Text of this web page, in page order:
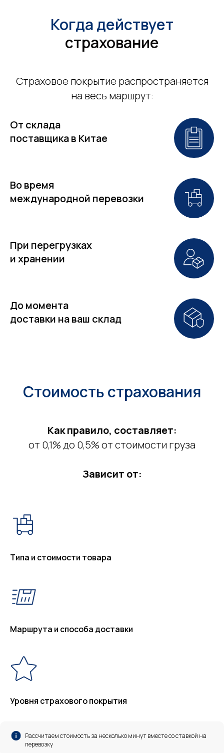
Когда действует
страхование
Страховое покрытие распространяется
на весь маршрут:
От склада
поставщика в Китае
Во время
международной перевозки
При перегрузках
и хранении
До момента
доставки на ваш склад
Стоимость страхования
Как правило, составляет:
от 0,1% до 0,5% от стоимости груза
Зависит от:
Типа и стоимости товара
Маршрута и способа доставки
Уровня страхового покрытия
Рассчитаем стоимость за несколько минут вместе со ставкой на
перевозку